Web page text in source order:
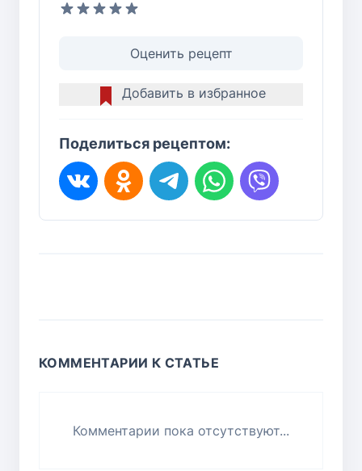
Оценить рецепт
Добавить в избранное
Поделиться рецептом:
КОММЕНТАРИИ К СТАТЬЕ
Комментарии пока отсутствуют...